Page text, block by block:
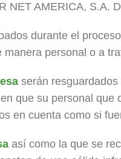
NET AMERICA, S.A.
durante el
manera personal o a
serán
que su personal que
en cuenta como si
así como la que se